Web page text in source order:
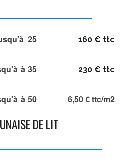
25
160 € ttc
à 35
230 € ttc
à 50
6,50 € ttc/m2
DE LIT